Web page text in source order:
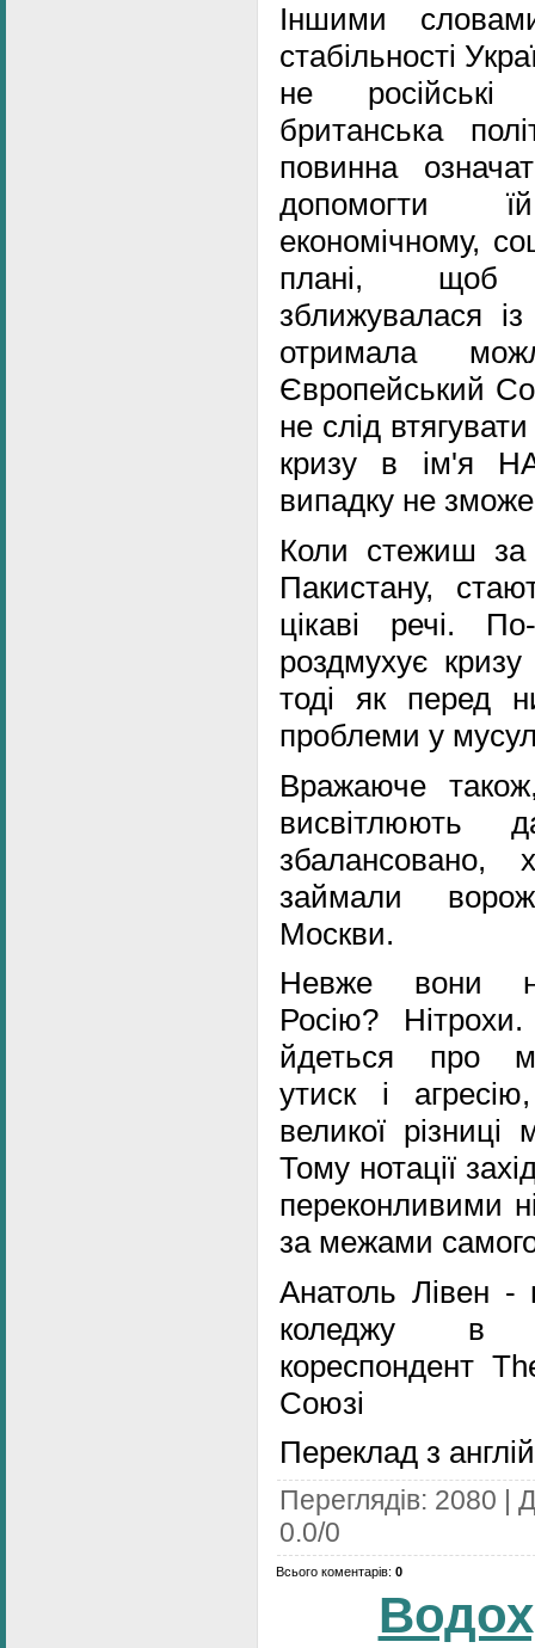
Іншими
стабільності
не російські
британська
повинна
допомогти
економічному,
плані, щоб
зближувалася
отримала
Європейський
не слід
кризу в ім'я
випадку не зможе
Коли стежиш за
Пакистану,
цікаві речі.
роздмухує
тоді як перед
проблеми у
Вражаюче
висвітлюють
збалансовано,
займали
Москви.
Невже вони
Росію?
йдеться про
утиск і
великої
Тому нотації
переконливими
за межами
Анатоль Лівен -
коледжу в
кореспондент
Союзі
Переклад з
Переглядів: 2080 |
0.0/0
Всього коментарів: 0